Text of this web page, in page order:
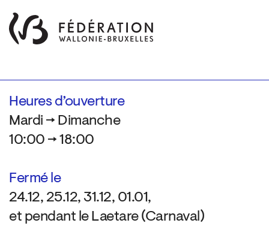
Heures d’ouverture
Mardi → Dimanche
10:00 → 18:00
Fermé le
24.12, 25.12, 31.12, 01.01,
et pendant le Laetare (Carnaval)